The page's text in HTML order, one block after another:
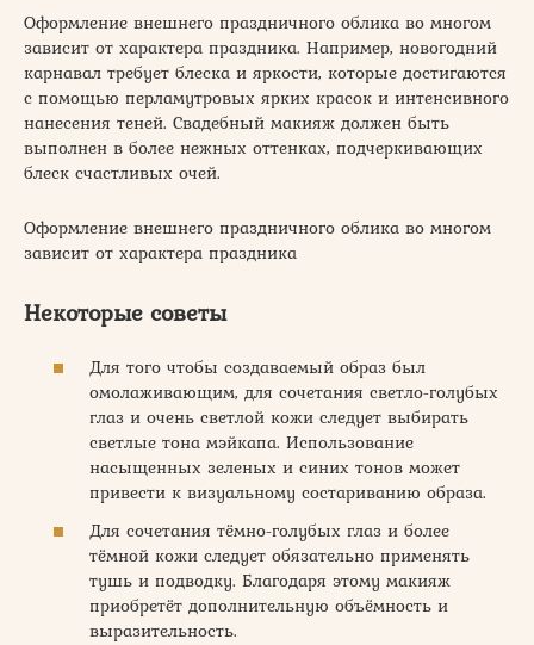
Оформление внешнего праздничного облика во многом
зависит от характера праздника. Например, новогодний
карнавал требует блеска и яркости, которые достигаются
с помощью перламутровых ярких красок и интенсивного
нанесения теней. Свадебный макияж должен быть
выполнен в более нежных оттенках, подчеркивающих
блеск счастливых очей.
Оформление внешнего праздничного облика во многом
зависит от характера праздника
Некоторые советы
Для того чтобы создаваемый образ был
омолаживающим, для сочетания светло-голубых
глаз и очень светлой кожи следует выбирать
светлые тона мэйкапа. Использование
насыщенных зеленых и синих тонов может
привести к визуальному состариванию образа.
Для сочетания тёмно-голубых глаз и более
тёмной кожи следует обязательно применять
тушь и подводку. Благодаря этому макияж
приобретёт дополнительную объёмность и
выразительность.